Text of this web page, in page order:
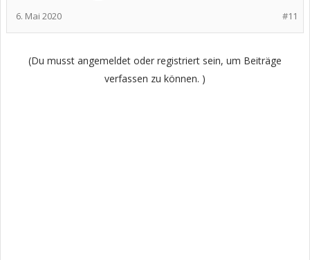
#11
6. Mai 2020
(Du musst angemeldet oder registriert sein, um Beiträge
verfassen zu können. )